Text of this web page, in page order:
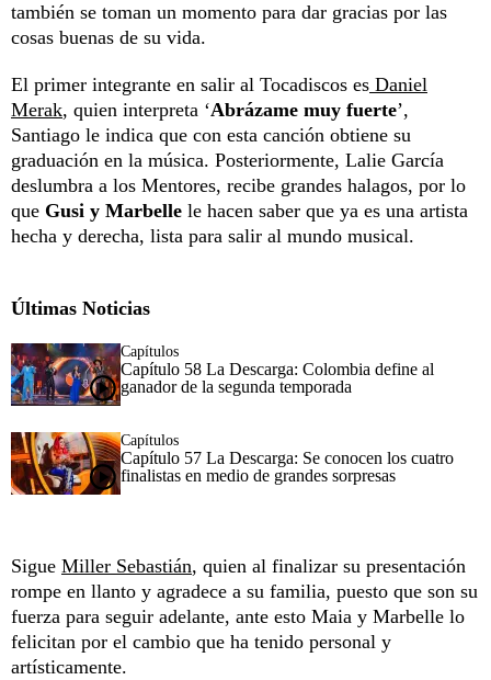
también se toman un momento para dar gracias por las
cosas buenas de su vida.
El primer integrante en salir al Tocadiscos es Daniel
Merak, quien interpreta ‘Abrázame muy fuerte’,
Santiago le indica que con esta canción obtiene su
graduación en la música. Posteriormente, Lalie García
deslumbra a los Mentores, recibe grandes halagos, por lo
que Gusi y Marbelle le hacen saber que ya es una artista
hecha y derecha, lista para salir al mundo musical.
Últimas Noticias
Capítulos
Capítulo 58 La Descarga: Colombia define al
ganador de la segunda temporada
Capítulos
Capítulo 57 La Descarga: Se conocen los cuatro
finalistas en medio de grandes sorpresas
Sigue Miller Sebastián, quien al finalizar su presentación
rompe en llanto y agradece a su familia, puesto que son su
fuerza para seguir adelante, ante esto Maia y Marbelle lo
felicitan por el cambio que ha tenido personal y
artísticamente.